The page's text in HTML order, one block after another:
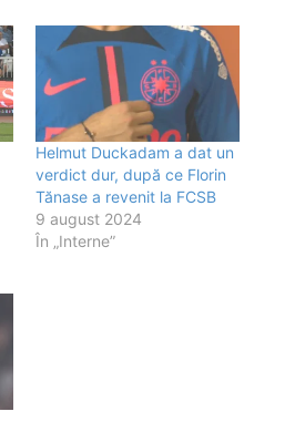
Helmut Duckadam a dat un
verdict dur, după ce Florin
Tănase a revenit la FCSB
9 august 2024
În „Interne”